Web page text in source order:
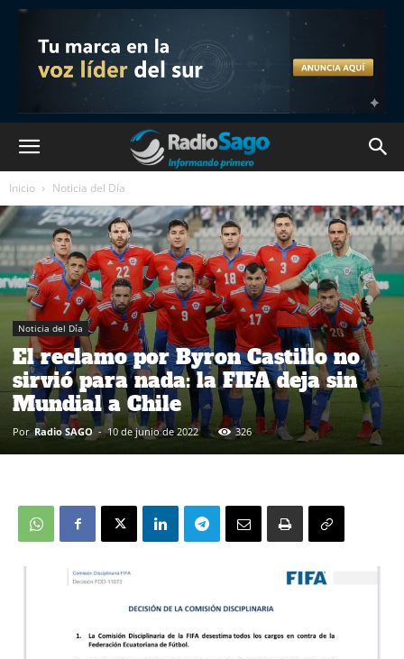
Inicio Noticia del Día
Noticia del Día
El reclamo por Byron Castillo no
sirvió para nada: la FIFA deja sin
Mundial a Chile
Por Radio SAGO - 10 de junio de 2022 326